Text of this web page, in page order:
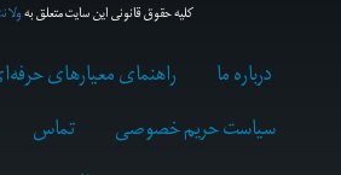
کلیه حقوق قانونی این سایت متعلق به
درباره ما راهنمای معیارهای
سیاست حریم خصوصی
تماس